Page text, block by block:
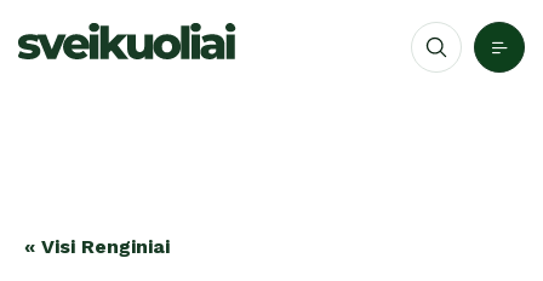
« Visi Renginiai